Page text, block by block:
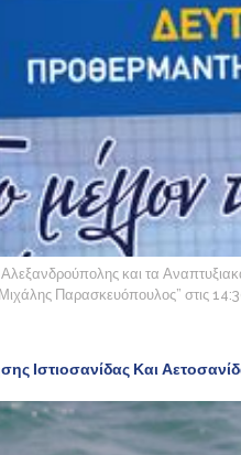
και τα
Παρασκευόπουλος” στις
Ιστιοσανίδας Και